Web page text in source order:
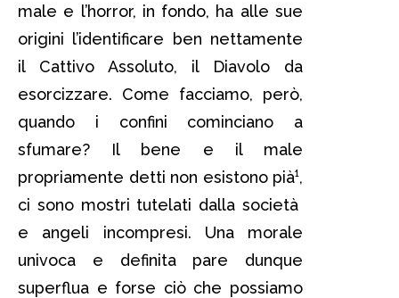
male e l’horror, in fondo, ha alle sue
origini l’identificare ben nettamente
il Cattivo Assoluto, il Diavolo da
esorcizzare. Come facciamo, però,
quando i confini cominciano a
sfumare? Il bene e il male
propriamente detti non esistono pià¹,
ci sono mostri tutelati dalla società
e angeli incompresi. Una morale
univoca e definita pare dunque
superflua e forse ciò che possiamo